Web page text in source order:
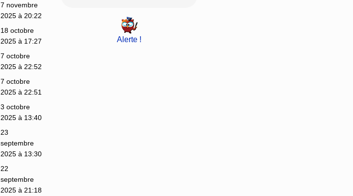
7 novembre
2025 à 20:22
18 octobre
2025 à 17:27
7 octobre
2025 à 22:52
7 octobre
2025 à 22:51
3 octobre
2025 à 13:40
23
septembre
2025 à 13:30
22
septembre
2025 à 21:18
Alerte !